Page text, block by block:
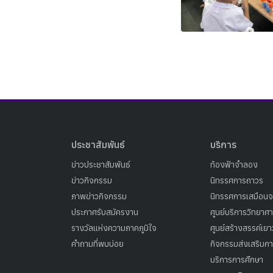
ประชาสัมพันธ์
ข่าวประชาสัมพันธ์
ข่าวกิจกรรม
ภาพข่าวกิจกรรม
ประกาศรับสมัครงาน
รางวัลแห่งความภาคภูมิใจ
คำถามที่พบบ่อย
บริการ
ท้องฟ้าจำลอง
นิทรรศการถาวร
นิทรรศการเสมือน
ศูนย์บริการวิทยาศ
ศูนย์สร้างสรรค์เย
กิจกรรมส่งเสริมก
บริการการศึกษา